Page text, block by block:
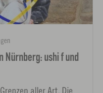
Nürnberg: ushi f und
aller Art. Die